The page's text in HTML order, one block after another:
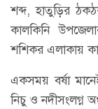
শব্দ, হাতুড়ির
কালকিনি
শশিকর এলাকায়
একসময় বর্ষা
নিচু ও নদীসংলগ্ন